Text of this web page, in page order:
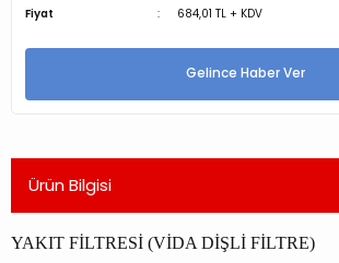
Fiyat 684,01 TL + KDV
Gelince Haber Ver
Ürün Bilgisi
YAKIT FİLTRESİ (VİDA DİŞLİ FİLTRE)